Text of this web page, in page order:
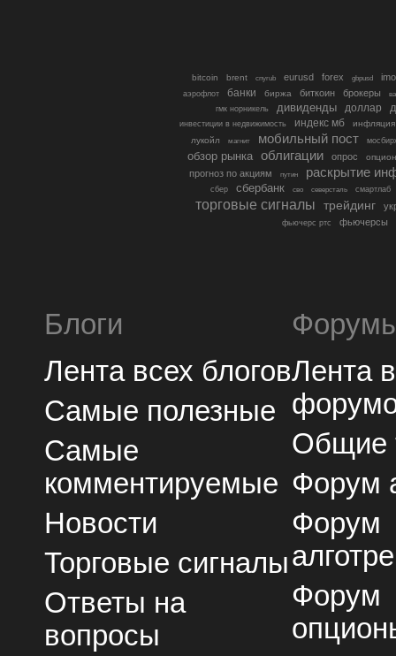
bitcoin brent cnyrub eurusd forex gbpusd
аэрофлот банки биржа биткоин брокеры
гмк норникель
дивиденды доллар
инвестиции в недвижимость индекс мб
инфляция
лукойл
магнит мобильный пост
обзор рынка облигации опрос
прогноз по акциям путин раскрытие
сбер сбербанк сво северсталь смартлаб
торговые сигналы трейдинг
фьючерс ртс фьючерсы
Блоги
Лента всех блогов
Самые полезные
Самые
комментируемые
Новости
Торговые сигналы
Ответы на
вопросы
Лента
Общие
Форум
Форум
Форум